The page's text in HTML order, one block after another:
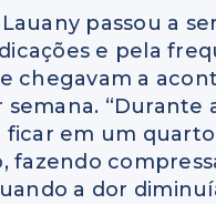
passou a
e pela
chegavam a
semana. “Durante
ficar em um
fazendo
a dor